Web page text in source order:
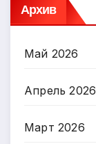
Архив
Май 2026
Апрель 2026
Март 2026